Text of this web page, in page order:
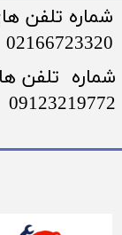
02166723320
09123219772